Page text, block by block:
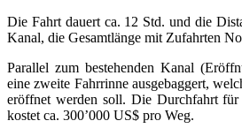
Die Fahrt dauert ca. 12 Std. und die
Kanal, die Gesamtlänge mit Zufahrten
Parallel zum bestehenden Kanal
eine zweite Fahrrinne ausgebaggert,
eröffnet werden soll. Die Durchfahrt für
kostet ca. 300’000 US$ pro Weg.